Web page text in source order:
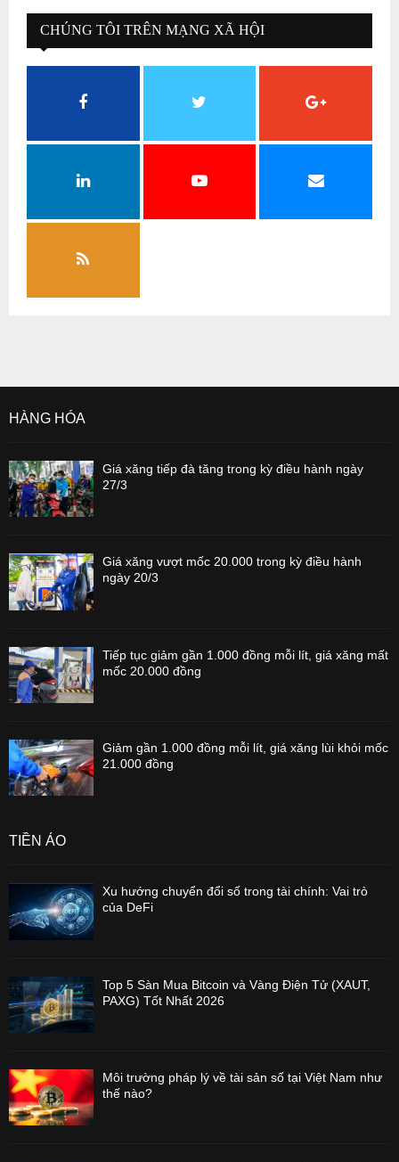
CHÚNG TÔI TRÊN MẠNG XÃ HỘI
HÀNG HÓA
Giá xăng tiếp đà tăng trong kỳ điều hành ngày
27/3
Giá xăng vượt mốc 20.000 trong kỳ điều hành
ngày 20/3
Tiếp tục giảm gần 1.000 đồng mỗi lít, giá xăng mất
mốc 20.000 đồng
Giảm gần 1.000 đồng mỗi lít, giá xăng lùi khỏi mốc
21.000 đồng
TIỀN ẢO
Xu hướng chuyển đổi số trong tài chính: Vai trò
của DeFi
Top 5 Sàn Mua Bitcoin và Vàng Điện Tử (XAUT,
PAXG) Tốt Nhất 2026
Môi trường pháp lý về tài sản số tại Việt Nam như
thế nào?